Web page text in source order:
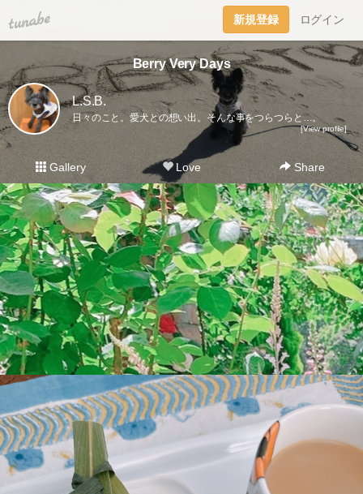
tuna.be 新規登録 ログイン
Berry Very Days
L.S.B.
日々のこと。愛犬との想い出。そんな事をつらつらと…。
[View profile]
Gallery Love Share